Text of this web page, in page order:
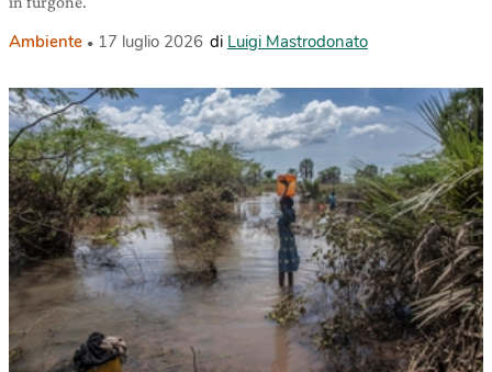
Ambiente 17 luglio 2026 di Luigi Mastrodonato